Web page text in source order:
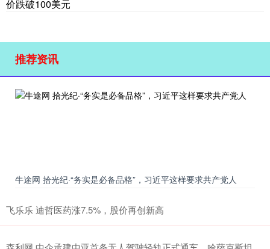
价跌破100美元
推荐资讯
牛途网 拾光纪·“务实是必备品格”，习近平这样要求共产党人
飞乐乐 迪哲医药涨7.5%，股价再创新高